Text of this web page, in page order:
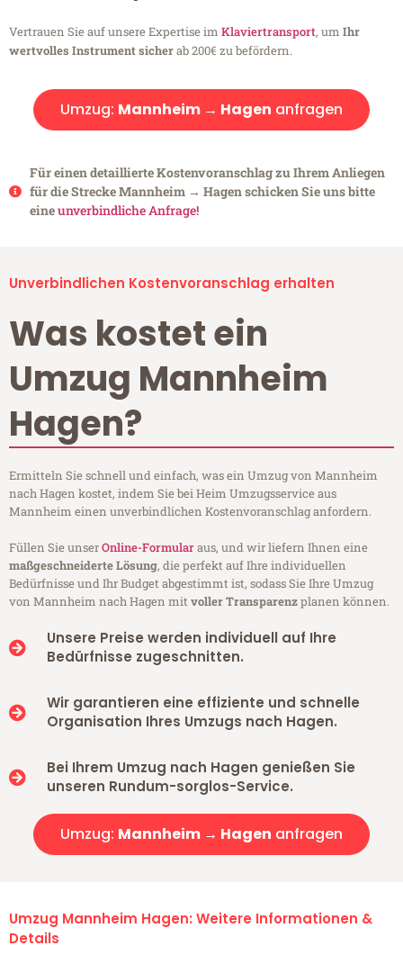
Vertrauen Sie auf unsere Expertise im Klaviertransport, um Ihr
wertvolles Instrument sicherab 200€ zu befördern.
Umzug: Mannheim → Hagen anfragen
Für einen detaillierte Kostenvoranschlag zu Ihrem Anliegen
für die Strecke Mannheim → Hagen schicken Sie uns bitte
eineunverbindliche Anfrage!
Unverbindlichen Kostenvoranschlag erhalten
Was kostet ein
Umzug Mannheim
Hagen?
Ermitteln Sie schnell und einfach, was ein Umzug von Mannheim
nach Hagen kostet, indem Sie bei Heim Umzugsservice aus
Mannheim einen unverbindlichen Kostenvoranschlag anfordern.
Füllen Sie unserOnline-Formularaus, und wir liefern Ihnen eine
maßgeschneiderte Lösung, die perfekt auf Ihre individuellen
Bedürfnisse und Ihr Budget abgestimmt ist, sodass Sie Ihre Umzug
von Mannheim nach Hagen mitvoller Transparenzplanen können.
Unsere Preise werden individuell auf Ihre
Bedürfnisse zugeschnitten.
Wir garantieren eine effiziente und schnelle
Organisation Ihres Umzugs nach Hagen.
Bei Ihrem Umzug nach Hagen genießen Sie
unseren Rundum-sorglos-Service.
Umzug: Mannheim → Hagen anfragen
Umzug Mannheim Hagen: Weitere Informationen &
Details